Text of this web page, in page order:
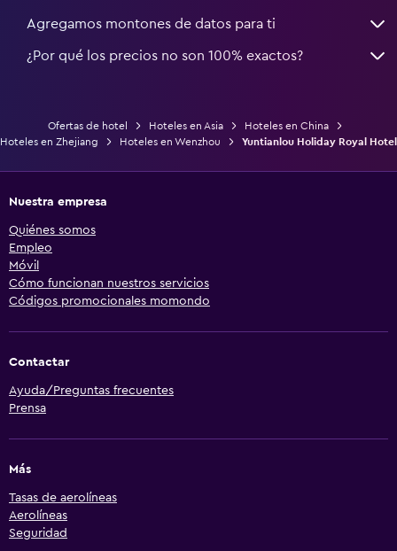
Agregamos montones de datos para ti
¿Por qué los precios no son 100% exactos?
Ofertas de hotel Hoteles en Asia
Hoteles en China
Hoteles en Zhejiang
Hoteles en Wenzhou Yuntianlou Holiday Royal Hotel
Nuestra empresa
Quiénes somos
Empleo
Móvil
Cómo funcionan nuestros servicios
Códigos promocionales momondo
Contactar
Ayuda/Preguntas frecuentes
Prensa
Más
Tasas de aerolíneas
Aerolíneas
Seguridad